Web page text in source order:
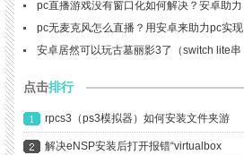
窗口化问题解决(spacedesk扩展屏的使用，
安卓做为显示器)(目前最佳实践)
pc直播游戏没有窗口化如何解决？安卓助力
窗口化问题解决(ev扩展屏的使用，安卓做为
显示器)
pc无麦克风怎么直播？用安卓来助力pc实现
直播开麦吧
安卓居然可以玩古墓丽影3了（switch lite串
点击排行
rpcs3（ps3模拟器）如何安装文件夹游
戏？以龙剑3为例手把手教你
解决eNSP安装后打开报错“virtualbox